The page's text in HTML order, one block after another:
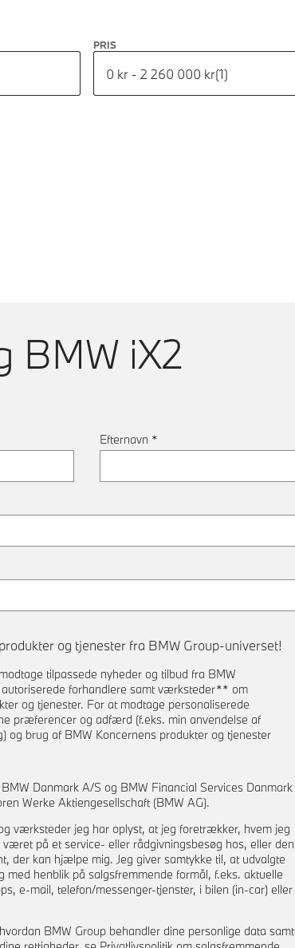
PRIS
0 kr - 2 260 000 kr(1)
BMW iX2
Efternavn *
og tjenester fra BMW Group-universet!
tilpassede nyheder og tilbud fra BMW
forhandlere samt værksteder** om
og tjenester. For at modtage personaliserede
præferencer og adfærd (f.eks. min anvendelse af
og brug af BMW Koncernens produkter og tjenester
Danmark A/S og BMW Financial Services Danmark
Werke Aktiengesellschaft (BMW AG).
værksteder jeg har oplyst, at jeg foretrækker, hvem jeg
på et service- eller rådgivningsbesøg hos, eller den
der kan hjælpe mig. Jeg giver samtykke til, at udvalgte
med henblik på salgsfremmende formål, f.eks. aktuelle
e-mail, telefon/messenger-tjenster, i bilen (in-car) eller
BMW Group behandler dine personlige data samt